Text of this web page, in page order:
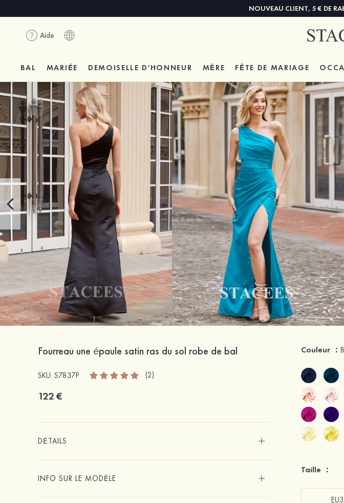
NOUVEAU CLIENT, 5 € DE
Aide
BAL MARIÉE DEMOISELLE D'HONNEUR MÈRE FÊTE DE MARIAGE
Fourreau une épaule satin ras du sol robe de bal
SKU: S7837P (2)
122 €
DÉTAILS
INFO SUR LE MODÈLE
Couleur ：
Taille ：